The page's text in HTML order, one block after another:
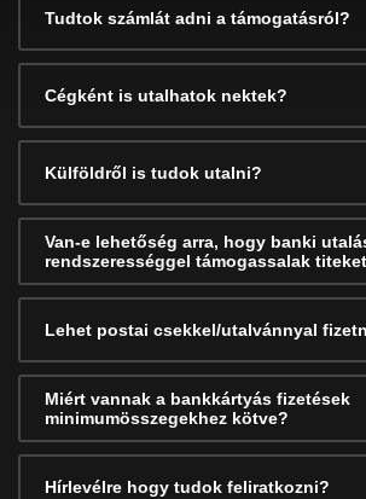
Tudtok számlát adni a támogatásról?
Cégként is utalhatok nektek?
Külföldről is tudok utalni?
Van-e lehetőség arra, hogy banki
rendszerességgel támogassalak
Lehet postai csekkel/utalvánnyal
Miért vannak a bankkártyás fizetések
minimumösszegekhez kötve?
Hírlevélre hogy tudok feliratkozni?